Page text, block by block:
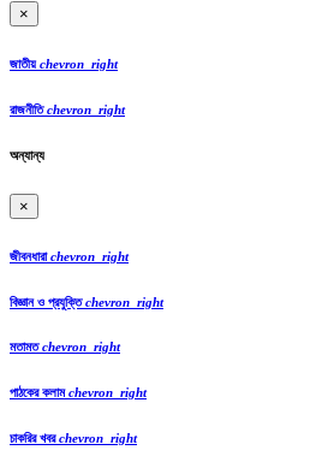
×
জাতীয়chevron_right
রাজনীতিchevron_right
অন্যান্য
×
জীবনধারাchevron_right
বিজ্ঞান ও প্রযুক্তিchevron_right
মতামতchevron_right
পাঠকের কলামchevron_right
চাকরির খবরchevron_right